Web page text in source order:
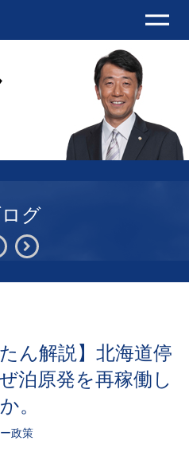
グ
たん解説】北海道停
泊原発を再稼働し
。
政策